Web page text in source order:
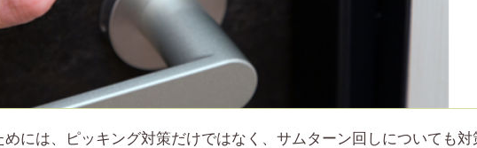
には、ピッキング対策だけではなく、サムターン回しについても対